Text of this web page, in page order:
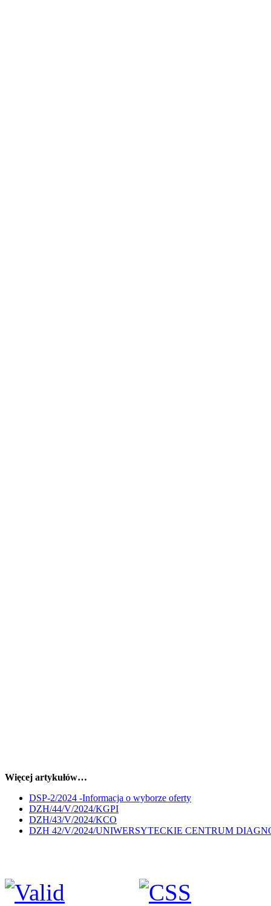
Więcej artykułów…
DSP-2/2024 -Informacja o wyborze oferty
DZH/44/V/2024/KGPI
DZH/43/V/2024/KCO
DZH 42/V/2024/UNIWERSYTECKIE CENTRUM